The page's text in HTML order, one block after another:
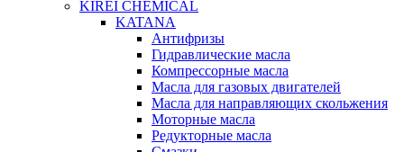
KIREI CHEMICAL
KATANA
Антифризы
Гидравлические масла
Компрессорные масла
Масла для газовых двигателей
Масла для направляющих скольжения
Моторные масла
Редукторные масла